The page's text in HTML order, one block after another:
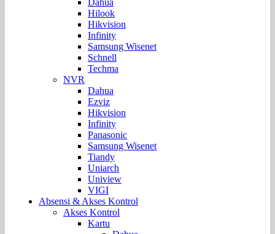
Hilook
Hikvision
Infinity
Samsung Wisenet
Schnell
Techma
NVR
Dahua
Ezviz
Hikvision
Infinity
Panasonic
Samsung Wisenet
Tiandy
Uniarch
Uniview
VIGI
Absensi & Akses Kontrol
Akses Kontrol
Kartu